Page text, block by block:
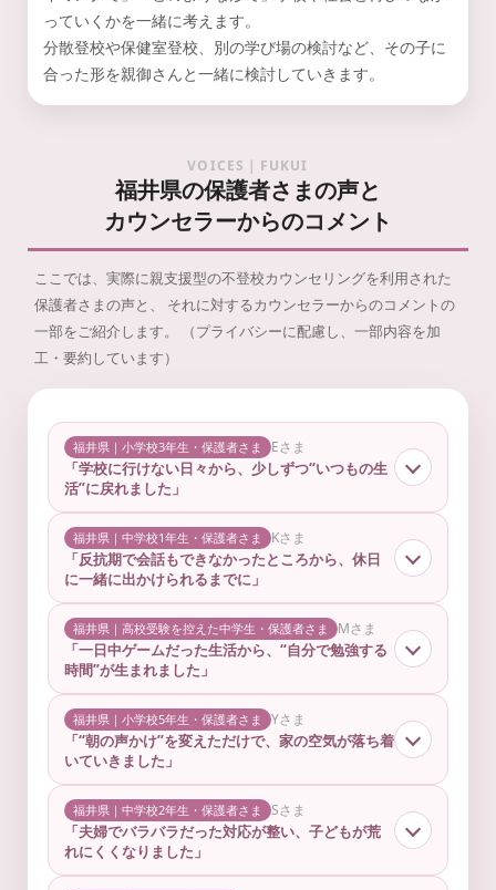
っていくかを一緒に考えます。
分散登校や保健室登校、別の学び場の検討など、その子に
合った形を親御さんと一緒に検討していきます。
VOICES｜FUKUI
福井県の保護者さまの声と
カウンセラーからのコメント
ここでは、実際に親支援型の不登校カウンセリングを利用された
保護者さまの声と、
それに対するカウンセラーからのコメントの
一部をご紹介します。
（プライバシーに配慮し、一部内容を加
工・要約しています）
福井県｜小学校3年生・保護者さま Eさま
「学校に行けない日々から、少しずつ“いつもの生
活”に戻れました」
福井県｜中学校1年生・保護者さま Kさま
「反抗期で会話もできなかったところから、休日
に一緒に出かけられるまでに」
福井県｜高校受験を控えた中学生・保護者さま Mさま
「一日中ゲームだった生活から、“自分で勉強する
時間”が生まれました」
福井県｜小学校5年生・保護者さま Yさま
「“朝の声かけ”を変えただけで、家の空気が落ち着
いていきました」
福井県｜中学校2年生・保護者さま Sさま
「夫婦でバラバラだった対応が整い、子どもが荒
れにくくなりました」